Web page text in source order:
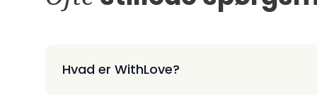
Hvad er WithLove?